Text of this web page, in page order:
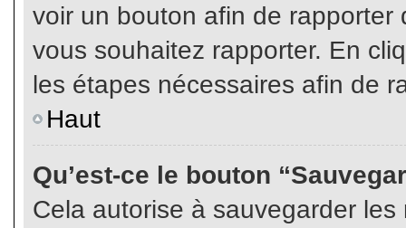
voir un bouton afin de
vous souhaitez rapporter. En
les étapes nécessaires afin de
Haut
Qu’est-ce le bouton
Cela autorise à sauvegarder